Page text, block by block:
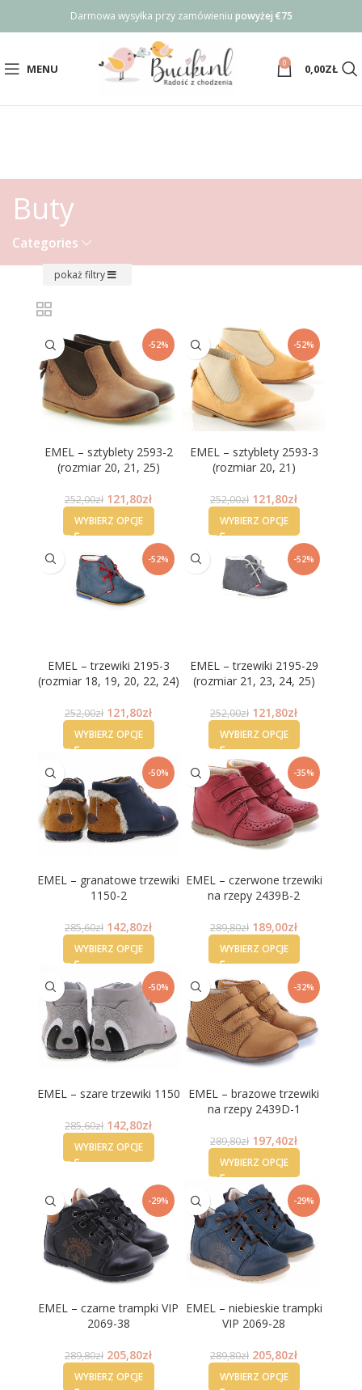
Darmowa wysyłka przy zamówieniu powyżej €75
MENU 0 0,00ZŁ
Buty
Categories
pokaż filtry
-52%
EMEL – sztyblety 2593-2
(rozmiar 20, 21, 25)
252,00zł 121,80zł
WYBIERZ OPCJE
-52%
EMEL – sztyblety 2593-3
(rozmiar 20, 21)
252,00zł 121,80zł
WYBIERZ OPCJE
-52%
EMEL – trzewiki 2195-3
(rozmiar 18, 19, 20, 22, 24)
252,00zł 121,80zł
WYBIERZ OPCJE
-52%
EMEL – trzewiki 2195-29
(rozmiar 21, 23, 24, 25)
252,00zł 121,80zł
WYBIERZ OPCJE
-50%
EMEL – granatowe trzewiki
1150-2
285,60zł 142,80zł
WYBIERZ OPCJE
-35%
EMEL – czerwone trzewiki
na rzepy 2439B-2
289,80zł 189,00zł
WYBIERZ OPCJE
-50%
EMEL – szare trzewiki 1150
285,60zł 142,80zł
WYBIERZ OPCJE
-32%
EMEL – brazowe trzewiki
na rzepy 2439D-1
289,80zł 197,40zł
WYBIERZ OPCJE
-29%
EMEL – czarne trampki VIP
2069-38
289,80zł 205,80zł
WYBIERZ OPCJE
-29%
EMEL – niebieskie trampki
VIP 2069-28
289,80zł 205,80zł
WYBIERZ OPCJE